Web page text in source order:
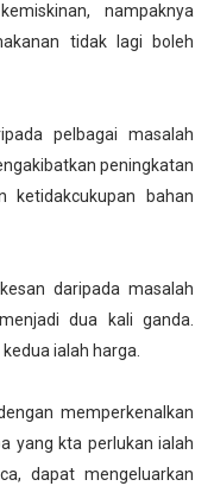
nampaknya
tidak lagi boleh
pelbagai masalah
peningkatan
ketidakcukupan bahan
daripada masalah
dua kali ganda.
ialah harga.
memperkenalkan
yang kta perlukan ialah
dapat mengeluarkan